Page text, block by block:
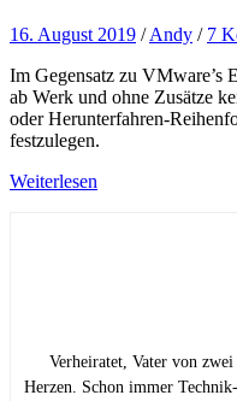
16. August 2019 /Andy / 7
Im Gegensatz zu VMware’s
ab Werk und ohne Zusätze
oder Herunterfahren-
festzulegen.
Weiterlesen
Verheiratet, Vater von
Herzen. Schon immer